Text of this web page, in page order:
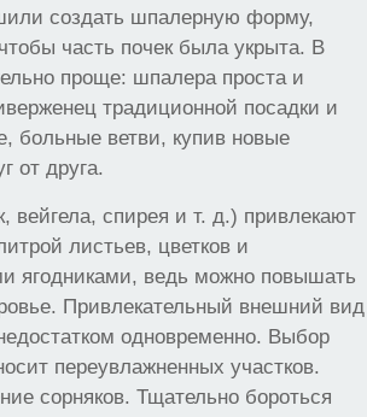
создать шпалерную форму,
часть почек была укрыта. В
проще: шпалера проста и
традиционной посадки и
больные ветви, купив новые
от друга.
спирея и т. д.) привлекают
листьев, цветков и
ягодниками, ведь можно повышать
Привлекательный внешний вид
одновременно. Выбор
переувлажненных участков.
сорняков. Тщательно бороться